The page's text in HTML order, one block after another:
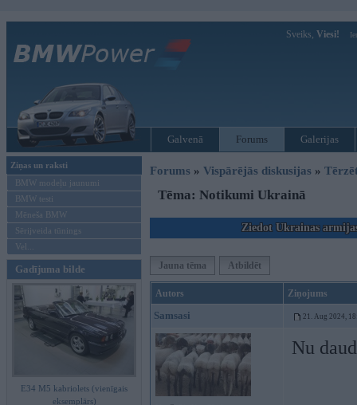
Sveiks, Viesi!
Galvenā Forums Galerijas
Ziņas un raksti
BMW modeļu jaunumi
BMW testi
Mēneša BMW
Sērijveida tūnings
Vel...
Gadījuma bilde
E34 M5 kabriolets (vienīgais
eksemplārs)
Forums » Vispārējās diskusijas »
Tēma: Notikumi Ukrainā
Ziedot Ukrainas
Jauna tēma Atbildēt
Autors Ziņojums
Samsasi 21. Aug 2024,
Nu